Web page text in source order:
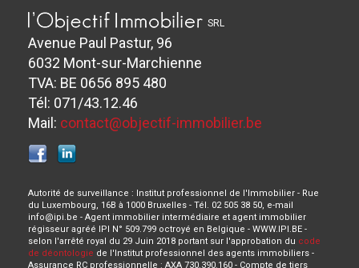
SRL
Avenue Paul Pastur, 96
6032 Mont-sur-Marchienne
TVA: BE 0656 895 480
Tél: 071/43.12.46
Mail: contact@objectif-immobilier.be
Autorité de surveillance : Institut professionnel de l'Immobilier - Rue
du Luxembourg, 16B à 1000 Bruxelles - Tél. 02 505 38 50, e-mail
info@ipi.be - Agent immobilier intermédiaire et agent immobilier
régisseur agréé IPI N° 509.799 octroyé en Belgique - WWW.IPI.BE -
selon l'arrêté royal du 29 Juin 2018 portant sur l'approbation du code
de déontologie de l'Institut professionnel des agents immobiliers -
Assurance RC professionnelle : AXA 730.390.160 - Compte de tiers